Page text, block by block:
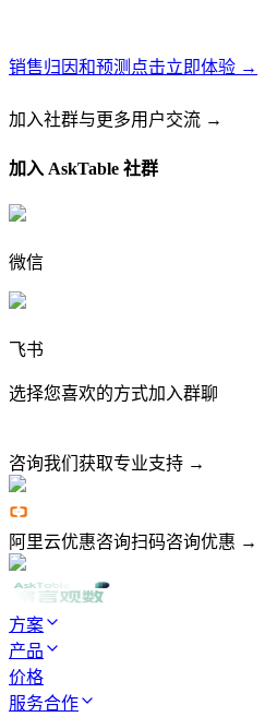
销售归因和预测 点击立即体验 →
加入社群与更多用户交流 →
加入 AskTable 社群
微信
飞书
选择您喜欢的方式加入群聊
咨询我们 获取专业支持 →
阿里云优惠咨询扫码咨询优惠 →
方案
产品
价格
服务合作